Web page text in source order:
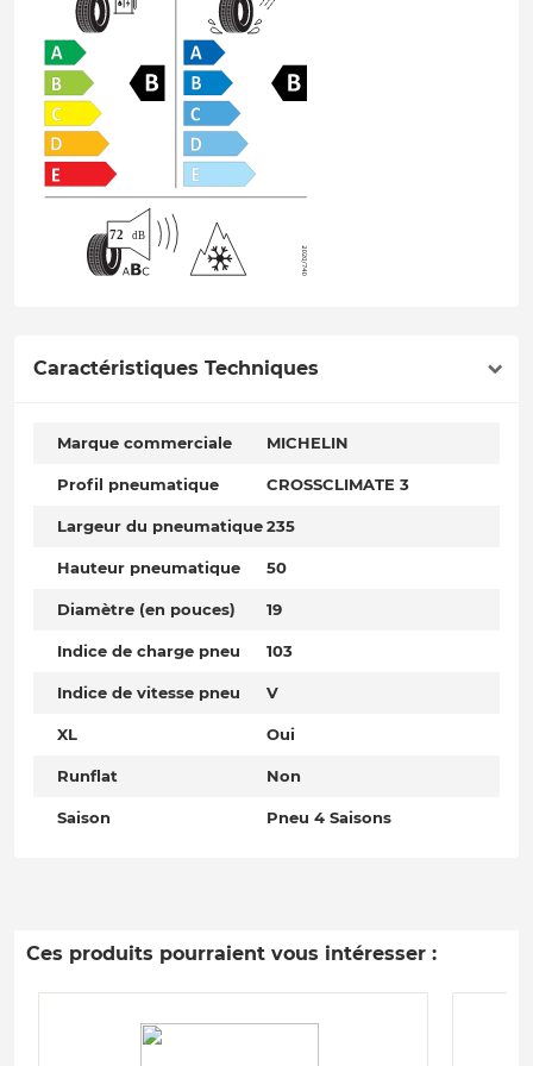
Caractéristiques Techniques
Marque commerciale MICHELIN
Profil pneumatique CROSSCLIMATE 3
Largeur du pneumatique235
Hauteur pneumatique 50
Diamètre (en pouces) 19
Indice de charge pneu 103
Indice de vitesse pneu V
XL Oui
Runflat Non
Saison Pneu 4 Saisons
Ces produits pourraient vous intéresser :